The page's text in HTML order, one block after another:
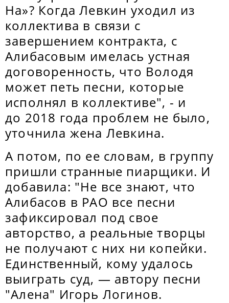
На»? Когда Левкин уходил из
коллектива в связи с
завершением контракта, с
Алибасовым имелась устная
договоренность, что Володя
может петь песни, которые
исполнял в коллективе", - и
до 2018 года проблем не было,
уточнила жена Левкина.
А потом, по ее словам, в группу
пришли странные пиарщики. И
добавила: "Не все знают, что
Алибасов в РАО все песни
зафиксировал под свое
авторство, а реальные творцы
не получают с них ни копейки.
Единственный, кому удалось
выиграть суд, — автору песни
"Алена" Игорь Логинов.